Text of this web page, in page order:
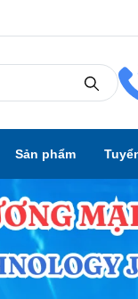
Sản phẩm